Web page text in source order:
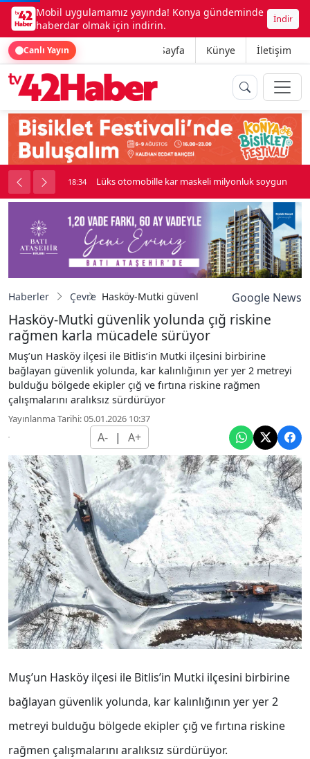
Mobil uygulamamız yayında! Konya gündeminde
haberdar olmak için indirin.
İndir
Canlı Yayın Ana Sayfa Künye İletişim
kavga çıktı 18:34 Lüks otomobille kar maskeli milyonluk soygun
Haberler Çevre Hasköy-Mutki güvenlik yolunda çığ riskine
Google News
Hasköy-Mutki güvenlik yolunda çığ riskine
rağmen karla mücadele sürüyor
Muş’un Hasköy ilçesi ile Bitlis’in Mutki ilçesini birbirine
bağlayan güvenlik yolunda, kar kalınlığının yer yer 2 metreyi
bulduğu bölgede ekipler çığ ve fırtına riskine rağmen
çalışmalarını aralıksız sürdürüyor
Yayınlanma Tarihi: 05.01.2026 10:37
A- | A+
Muş’un Hasköy ilçesi ile Bitlis’in Mutki ilçesini birbirine
bağlayan güvenlik yolunda, kar kalınlığının yer yer 2
metreyi bulduğu bölgede ekipler çığ ve fırtına riskine
rağmen çalışmalarını aralıksız sürdürüyor.